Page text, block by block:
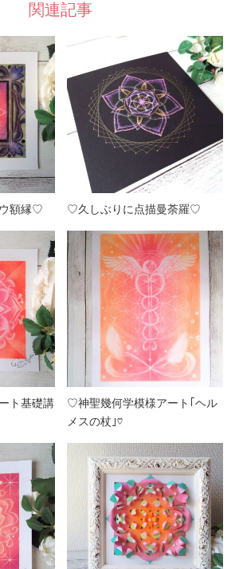
関連記事
額縁♡ ♡久しぶりに点描曼荼羅♡
ト基礎講
♡神聖幾何学模様アート｢ヘル
メスの杖｣♡